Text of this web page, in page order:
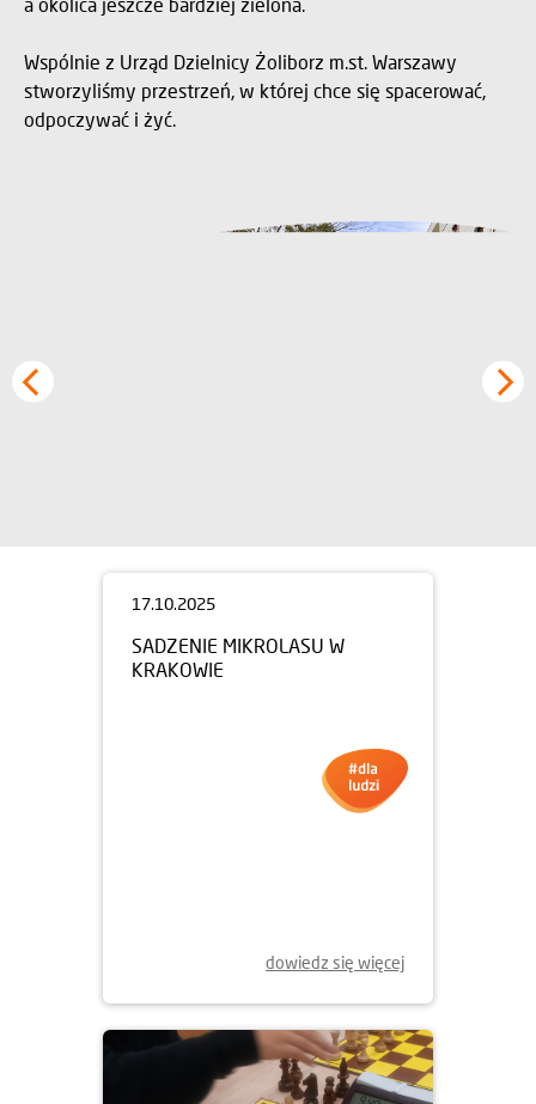
Wspólnie z Urząd Dzielnicy Żoliborz m.st. Warszawy
stworzyliśmy przestrzeń, w której chce się spacerować,
odpoczywać i żyć.
17.10.2025
SADZENIE MIKROLASU W
KRAKOWIE
dowiedz się więcej